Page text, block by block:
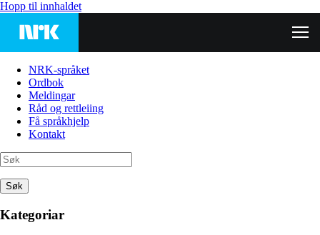
Hopp til innhaldet
NRK-språket
Ordbok
Meldingar
Råd og rettleiing
Få språkhjelp
Kontakt
Søk
Kategoriar